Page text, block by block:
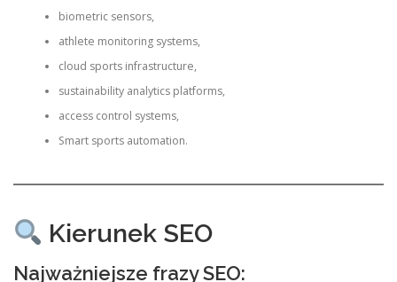
biometric sensors,
athlete monitoring systems,
cloud sports infrastructure,
sustainability analytics platforms,
access control systems,
Smart sports automation.
Kierunek SEO
Najważniejsze frazy SEO: